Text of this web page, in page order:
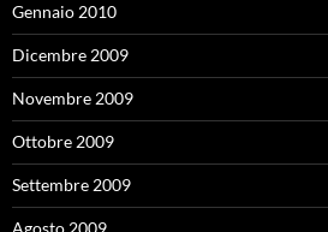
Gennaio 2010
Dicembre 2009
Novembre 2009
Ottobre 2009
Settembre 2009
Agosto 2009